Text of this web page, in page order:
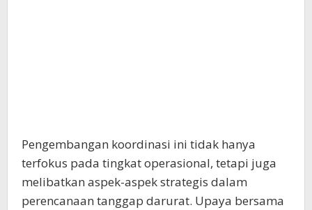
Pengembangan koordinasi ini tidak hanya
terfokus pada tingkat operasional, tetapi juga
melibatkan aspek-aspek strategis dalam
perencanaan tanggap darurat. Upaya bersama